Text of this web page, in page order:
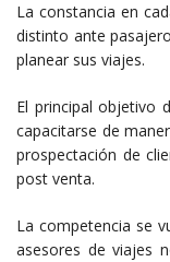
La constancia en
distinto ante
planear sus viajes.
El principal objetivo
capacitarse de
prospectación de
post venta.
La competencia se
asesores de viajes